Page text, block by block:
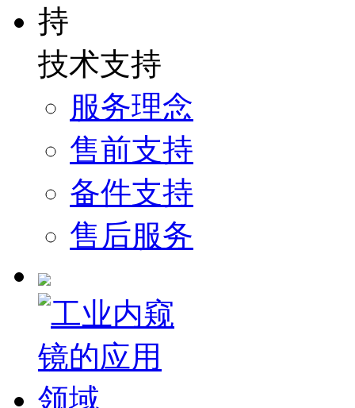
技术支持
服务理念
售前支持
备件支持
售后服务